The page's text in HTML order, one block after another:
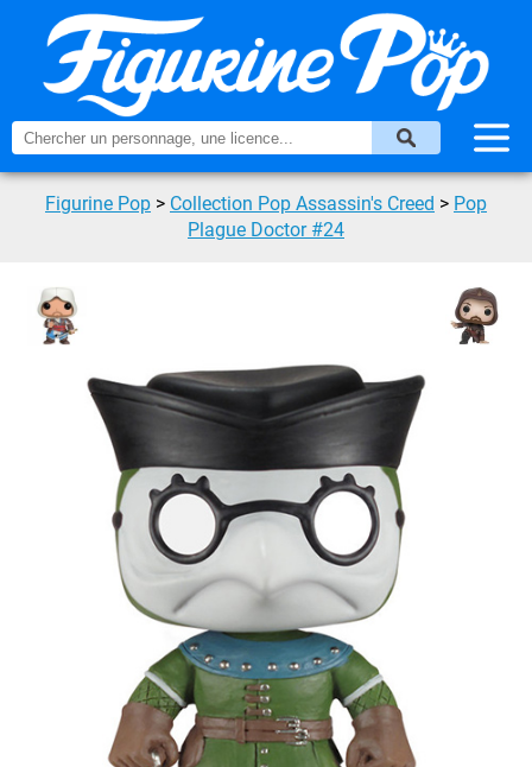
Figurine Pop > Collection Pop Assassin's Creed > Pop
Plague Doctor #24